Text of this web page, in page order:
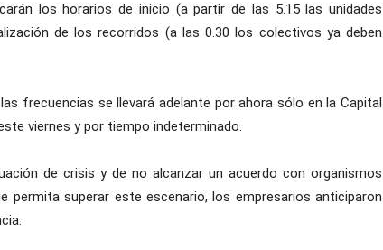
los horarios de inicio (a partir de las 5.15 las unidades
de los recorridos (a las 0.30 los colectivos ya deben
frecuencias se llevará adelante por ahora sólo en la Capital
viernes y por tiempo indeterminado.
de crisis y de no alcanzar un acuerdo con organismos
permita superar este escenario, los empresarios anticiparon